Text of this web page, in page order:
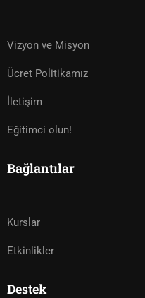
Vizyon ve Misyon
Ücret Politikamız
İletişim
Eğitimci olun!
Bağlantılar
Kurslar
Etkinlikler
Destek